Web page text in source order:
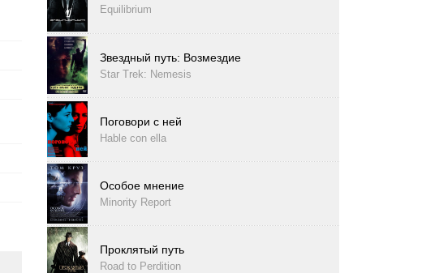
Equilibrium
Звездный путь: Возмездие
Star Trek: Nemesis
Поговори с ней
Hable con ella
Особое мнение
Minority Report
Проклятый путь
Road to Perdition